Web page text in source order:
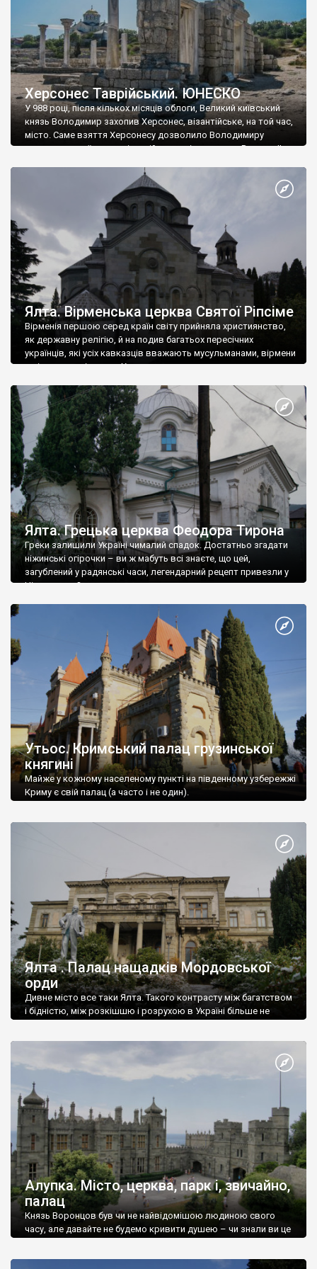
Херсонес Таврійський. ЮНЕСКО
У 988 році, після кількох місяців облоги, Великий київський
князь Володимир захопив Херсонес, візантійське, на той час,
місто. Саме взяття Херсонесу дозволило Володимиру
диктувати свої умови візантійському імператору Василю ІІ, та
Херсонесі Володимир-язичник, став Василем-християнином.
А потім було Хрещення Русі. На честь Херсонесу Таврійського
Ялта. Вірменська церква Святої Ріпсіме
Вірменія першою серед країн світу прийняла християнство,
як державну релігію, й на подив багатьох пересічних
українців, які усіх кавказців вважають мусульманами, вірмени
є відданими вірянами Христа
Ялта. Грецька церква Феодора Тирона
Греки залишили Україні чималий спадок. Достатньо згадати
ніжинські огірочки – ви ж мабуть всі знаєте, що цей,
загублений у радянські часи, легендарний рецепт привезли у
Ніжин греки?
Утьос. Кримський палац грузинської
княгині
Майже у кожному населеному пункті на південному узбережжі
Криму є свій палац (а часто і не один).
Ялта . Палац нащадків Мордовської
орди
Дивне місто все таки Ялта. Такого контрасту між багатством
і бідністю, між розкішшю і розрухою в Україні більше не
Алупка. Місто, церква, парк і, звичайно,
палац
Князь Воронцов був чи не найвідомішою людиною свого
часу, але давайте не будемо кривити душею – чи знали ви це